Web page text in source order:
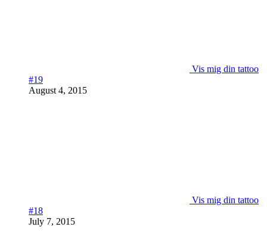
Vis mig din tattoo
#19
August 4, 2015
Vis mig din tattoo
#18
July 7, 2015